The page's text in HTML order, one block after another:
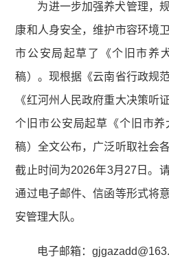
为进一步加强养犬管理，
康和人身安全，维护市容环境
市公安局起草了《个旧市养
稿）。现根据《云南省行政规
《红河州人民政府重大决策听
个旧市公安局起草《个旧市
稿）全文公布，广泛听取社会
截止时间为2026年3月27日。
通过电子邮件、信函等形式将
安管理大队。
电子邮箱：